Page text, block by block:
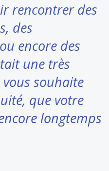
rencontrer des
des
encore des
une très
souhaite
que votre
longtemps